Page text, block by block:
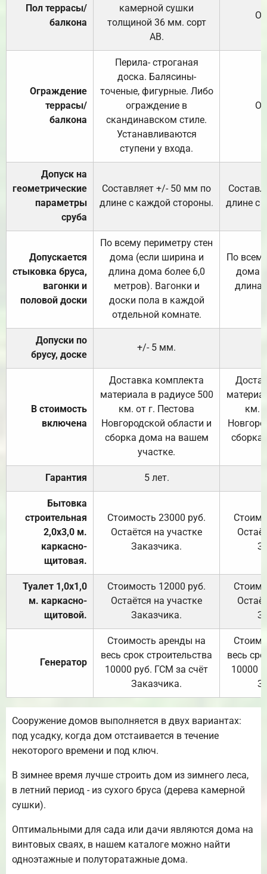
Пол террасы/
балкона
камерной сушки
толщиной 36 мм. сорт
АВ.
Ограждение
террасы/
балкона
Перила- строганая
доска. Балясины-
точеные, фигурные. Либо
ограждение в
скандинавском стиле.
Устанавливаются
ступени у входа.
Допуск на
геометрические
параметры
сруба
Составляет +/- 50 мм по
длине с каждой стороны.
длине с
Допускается
стыковка бруса,
вагонки и
половой доски
По всему периметру стен
дома (если ширина и
длина дома более 6,0
метров). Вагонки и
доски пола в каждой
отдельной комнате.
По
дома
длина
Допуски по
брусу, доске
+/- 5 мм.
В стоимость
включена
Доставка комплекта
материала в радиусе 500
км. от г. Пестова
Новгородской области и
сборка дома на вашем
участке.
км.
Гарантия 5 лет.
Бытовка
строительная
2,0х3,0 м.
каркасно-
щитовая.
Стоимость 23000 руб.
Остаётся на участке
Заказчика.
Туалет 1,0х1,0
м. каркасно-
щитовой.
Стоимость 12000 руб.
Остаётся на участке
Заказчика.
Генератор
Стоимость аренды на
весь срок строительства
10000 руб. ГСМ за счёт
Заказчика.
весь
10000
Сооружение домов выполняется в двух вариантах:
под усадку, когда дом отстаивается в течение
некоторого времени и под ключ.
В зимнее время лучше строить дом из зимнего леса,
в летний период - из сухого бруса (дерева камерной
сушки).
Оптимальными для сада или дачи являются дома на
винтовых сваях, в нашем каталоге можно найти
одноэтажные и полуторатажные дома.